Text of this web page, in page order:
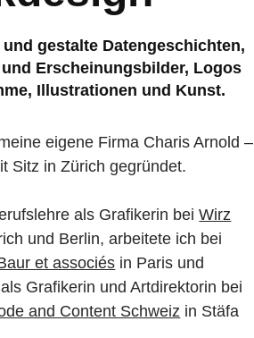
gestalte Datengeschichten,
Erscheinungsbilder, Logos
Illustrationen und Kunst.
eigene Firma Charis Arnold –
Sitz in Zürich gegründet.
als Grafikerin beiWirz
und Berlin, arbeitete ich bei
et associés in Paris und
Grafikerin und Artdirektorin bei
and Content Schweiz in Stäfa